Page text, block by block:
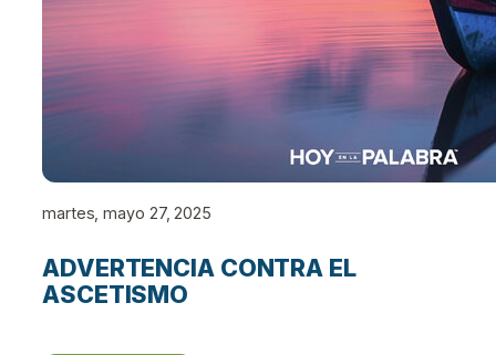
martes, mayo 27, 2025
ADVERTENCIA CONTRA EL
ASCETISMO